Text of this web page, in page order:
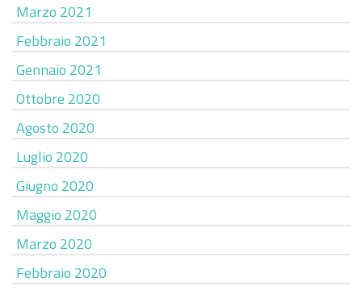
Marzo 2021
Febbraio 2021
Gennaio 2021
Ottobre 2020
Agosto 2020
Luglio 2020
Giugno 2020
Maggio 2020
Marzo 2020
Febbraio 2020